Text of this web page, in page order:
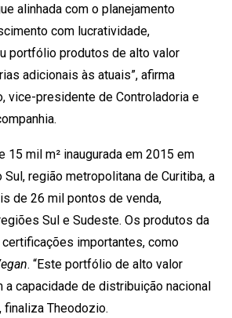
alinhada com o planejamento
com lucratividade,
portfólio produtos de alto valor
adicionais às atuais”, afirma
vice-presidente de Controladoria e
15 mil m² inaugurada em 2015 em
Sul, região metropolitana de Curitiba, a
de 26 mil pontos de venda,
Sul e Sudeste. Os produtos da
certificações importantes, como
. “Este portfólio de alto valor
a capacidade de distribuição nacional
finaliza Theodozio.